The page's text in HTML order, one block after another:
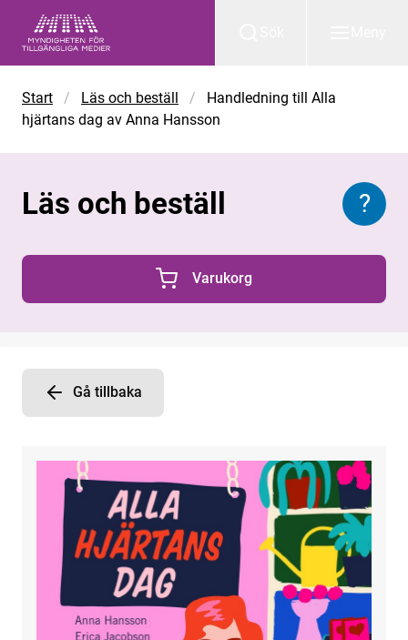
Start / Läs och beställ /
Handledning till Alla
hjärtans dag av Anna Hansson
Läs och beställ ?
0 Produkter i varukorgen
Varukorg
Gå tillbaka